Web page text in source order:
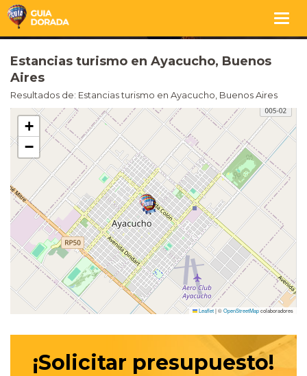
Estancias turismo en Ayacucho, Buenos
Aires
Resultados de: Estancias turismo en Ayacucho, Buenos Aires
+
−
Leaflet|©OpenStreetMapcolaboradores
¡Solicitar presupuesto!